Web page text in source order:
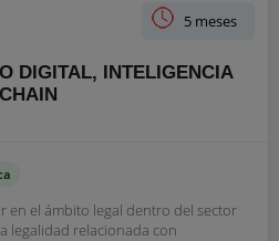
5 meses
DIGITAL, INTELIGENCIA
en el ámbito legal dentro del sector
legalidad relacionada con